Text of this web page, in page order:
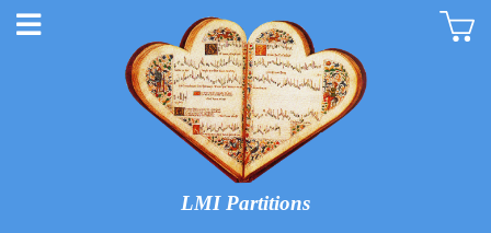
LMI Partitions